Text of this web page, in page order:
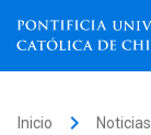
Inicio keyboard_arrow_right Noticias